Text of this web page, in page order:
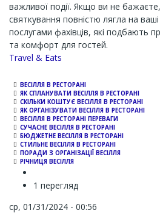
важливої події. Якщо ви не
святкування повністю лягла на
послугами фахівців, які подбають
та комфорт для гостей.
Channel
Travel & Eats
ВЕСІЛЛЯ В РЕСТОРАНІ
ЯК СПЛАНУВАТИ ВЕСІЛЛЯ В РЕСТОРАНІ
СКІЛЬКИ КОШТУЄ ВЕСІЛЛЯ В РЕСТОРАНІ
ЯК ОРГАНІЗУВАТИ ВЕСІЛЛЯ В РЕСТОРАНІ
ВЕСІЛЛЯ В РЕСТОРАНІ ПЕРЕВАГИ
СУЧАСНЕ ВЕСІЛЛЯ В РЕСТОРАНІ
БЮДЖЕТНЕ ВЕСІЛЛЯ В РЕСТОРАНІ
СТИЛЬНЕ ВЕСІЛЛЯ В РЕСТОРАНІ
ПОРАДИ З ОРГАНІЗАЦІЇ ВЕСІЛЛЯ
РІЧНИЦЯ ВЕСІЛЛЯ
1 перегляд
ср, 01/31/2024 - 00:56